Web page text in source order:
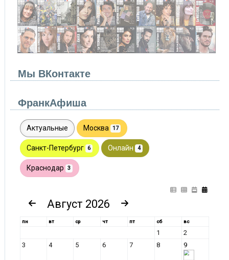
Мы ВКонтакте
ФранкАфиша